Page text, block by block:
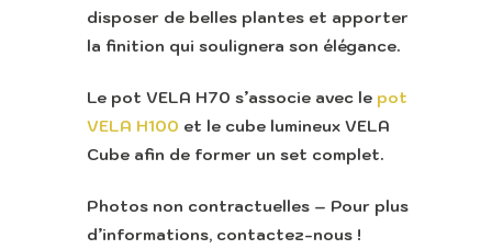
disposer de belles plantes et apporter
la finition qui soulignera son élégance.
Le pot VELA H70 s’associe avec le pot
VELA H100 et le cube lumineux VELA
Cube afin de former un set complet.
Photos non contractuelles – Pour plus
d’informations, contactez-nous !
Accueil
Lounge